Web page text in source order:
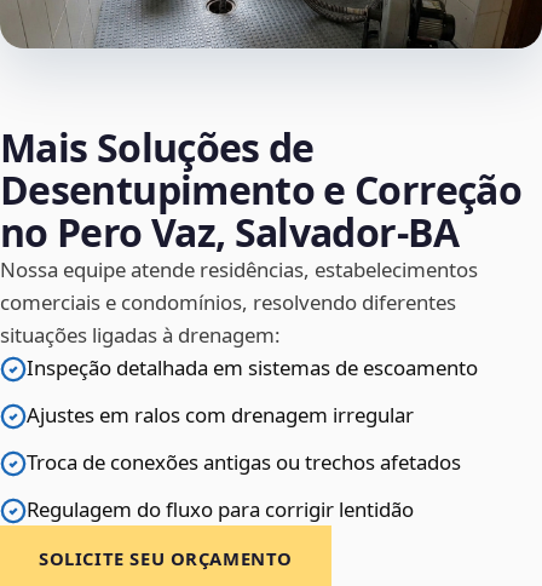
Mais Soluções de
Desentupimento e Correção
no Pero Vaz, Salvador‑BA
Nossa equipe atende residências, estabelecimentos
comerciais e condomínios, resolvendo diferentes
situações ligadas à drenagem:
Inspeção detalhada em sistemas de escoamento
Ajustes em ralos com drenagem irregular
Troca de conexões antigas ou trechos afetados
Regulagem do fluxo para corrigir lentidão
SOLICITE SEU ORÇAMENTO